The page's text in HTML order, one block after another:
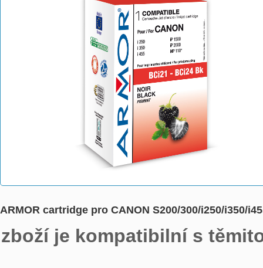
ARMOR cartridge pro CANON S200/300/i250/i350/
zboží je kompatibilní s